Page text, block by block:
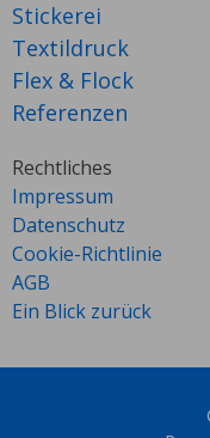
Stickerei
Textildruck
Flex & Flock
Referenzen
Rechtliches
Impressum
Datenschutz
Cookie-Richtlinie
AGB
Ein Blick zurück